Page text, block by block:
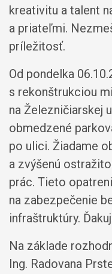
kreativitu a talent
a priateľmi.
príležitosť.
Od pondelka
s rekonštrukciou
na Železničiarskej
obmedzené
po ulici. Žiadame
a zvýšenú
prác. Tieto
na zabezpečenie
infraštruktúry.
Na základe
Ing. Radovana